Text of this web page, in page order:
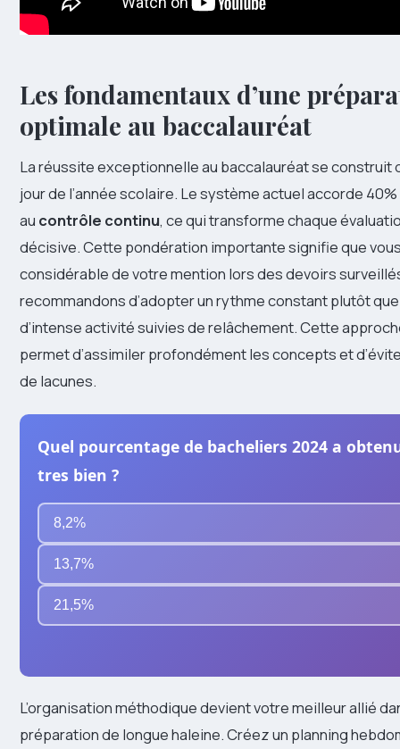
Les fondamentaux d’une
optimale au baccalauréat
La réussite exceptionnelle au baccalauréat se construit
jour de l’année scolaire. Le système actuel accorde
au contrôle continu, ce qui transforme chaque
décisive. Cette pondération importante signifie que
considérable de votre mention lors des devoirs
recommandons d’adopter un rythme constant plutôt
d’intense activité suivies de relâchement. Cette
permet d’assimiler profondément les concepts et
de lacunes.
Quel pourcentage de bacheliers 2024 a
tres bien ?
8,2%
13,7%
21,5%
L’organisation méthodique devient votre meilleur allié
préparation de longue haleine. Créez un planning